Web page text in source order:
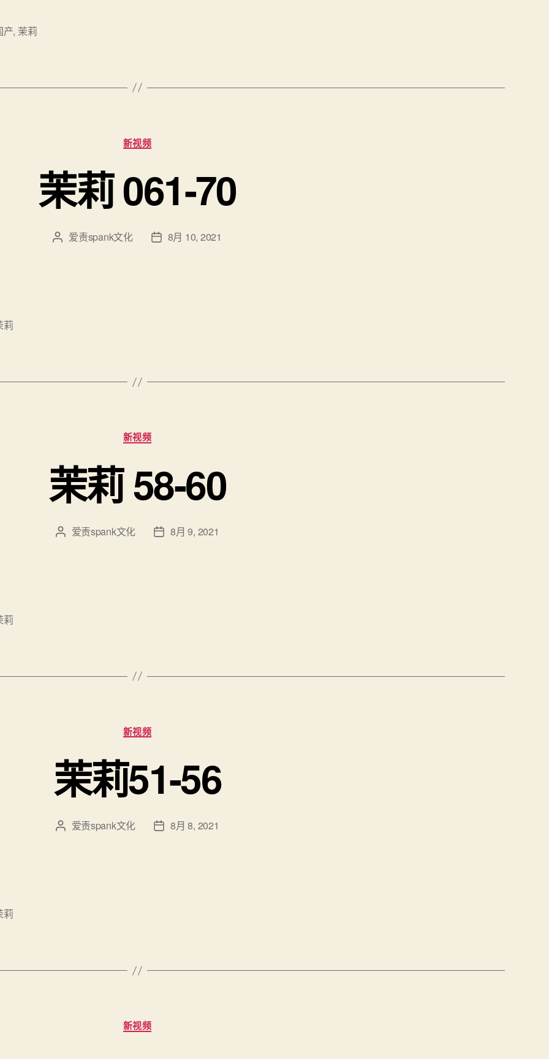
产, 茉莉
分
类
新视频
茉莉 061-70
文 爱责spank文化
发 8月 10, 2021
莉
分
类
新视频
茉莉 58-60
文 爱责spank文化
发 8月 9, 2021
莉
分
类
新视频
茉莉51-56
文 爱责spank文化
发 8月 8, 2021
莉
分
类
新视频